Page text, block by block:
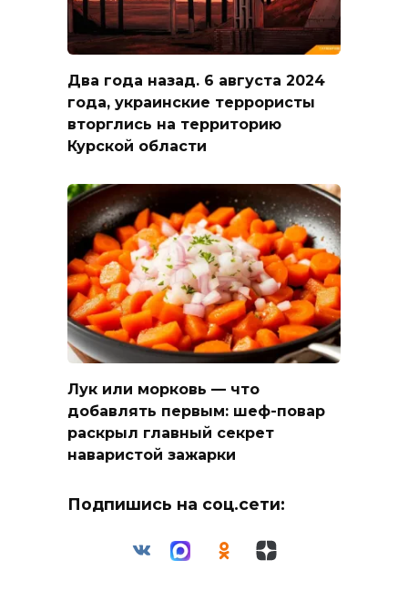
Два года назад. 6 августа 2024
года, украинские террористы
вторглись на территорию
Курской области
Лук или морковь — что
добавлять первым: шеф-повар
раскрыл главный секрет
наваристой зажарки
Подпишись на соц.сети: